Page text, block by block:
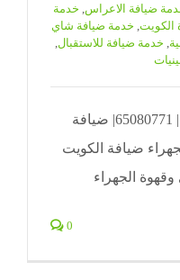
ضيافة الاعراس خدمة
الكويت خدمة ضيافة شاي
خدمة ضيافة للاستقبال
خدمة شاي وقهوة الجهراء | 65080771| ضيافة
ضيافة الكويت
الجهراء
0